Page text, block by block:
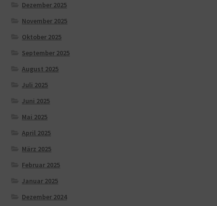
Dezember 2025
November 2025
Oktober 2025
September 2025
August 2025
Juli 2025
Juni 2025
Mai 2025
April 2025
März 2025
Februar 2025
Januar 2025
Dezember 2024